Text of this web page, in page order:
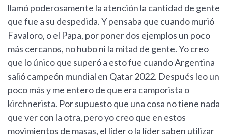
llamó poderosamente la atención la cantidad de gente
que fue a su despedida. Y pensaba que cuando murió
Favaloro, o el Papa, por poner dos ejemplos un poco
más cercanos, no hubo ni la mitad de gente. Yo creo
que lo único que superó a esto fue cuando Argentina
salió campeón mundial en Qatar 2022. Después leo un
poco más y me entero de que era camporista o
kirchnerista. Por supuesto que una cosa no tiene nada
que ver con la otra, pero yo creo que en estos
movimientos de masas, el líder o la líder saben utilizar